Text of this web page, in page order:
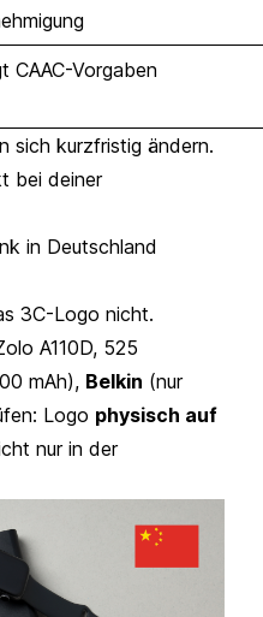
CAAC-Vorgaben
sich kurzfristig ändern.
bei deiner
in Deutschland
3C-Logo nicht.
A110D, 525
mAh), Belkin (nur
Logo physisch auf
nur in der